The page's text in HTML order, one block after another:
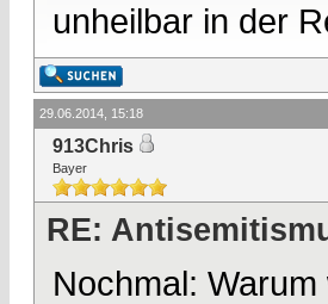
unheilbar in der
29.06.2014, 15:18
913Chris
Bayer
RE:
Nochmal: